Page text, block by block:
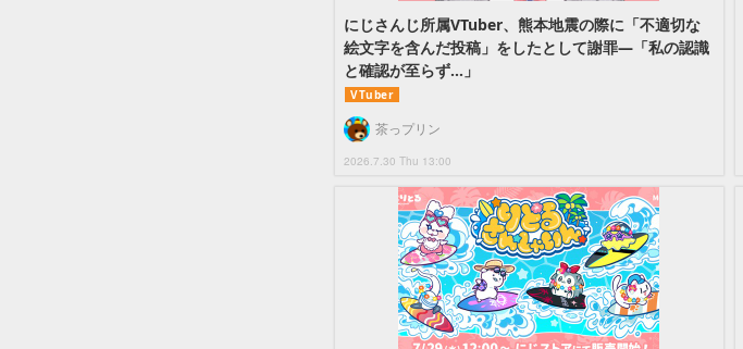
にじさんじ所属VTuber、熊本地震の際に「不適切な
絵文字を含んだ投稿」をしたとして謝罪―「私の認識
と確認が至らず…」
VTuber
2026.7.30 Thu 13:00
茶っプリン